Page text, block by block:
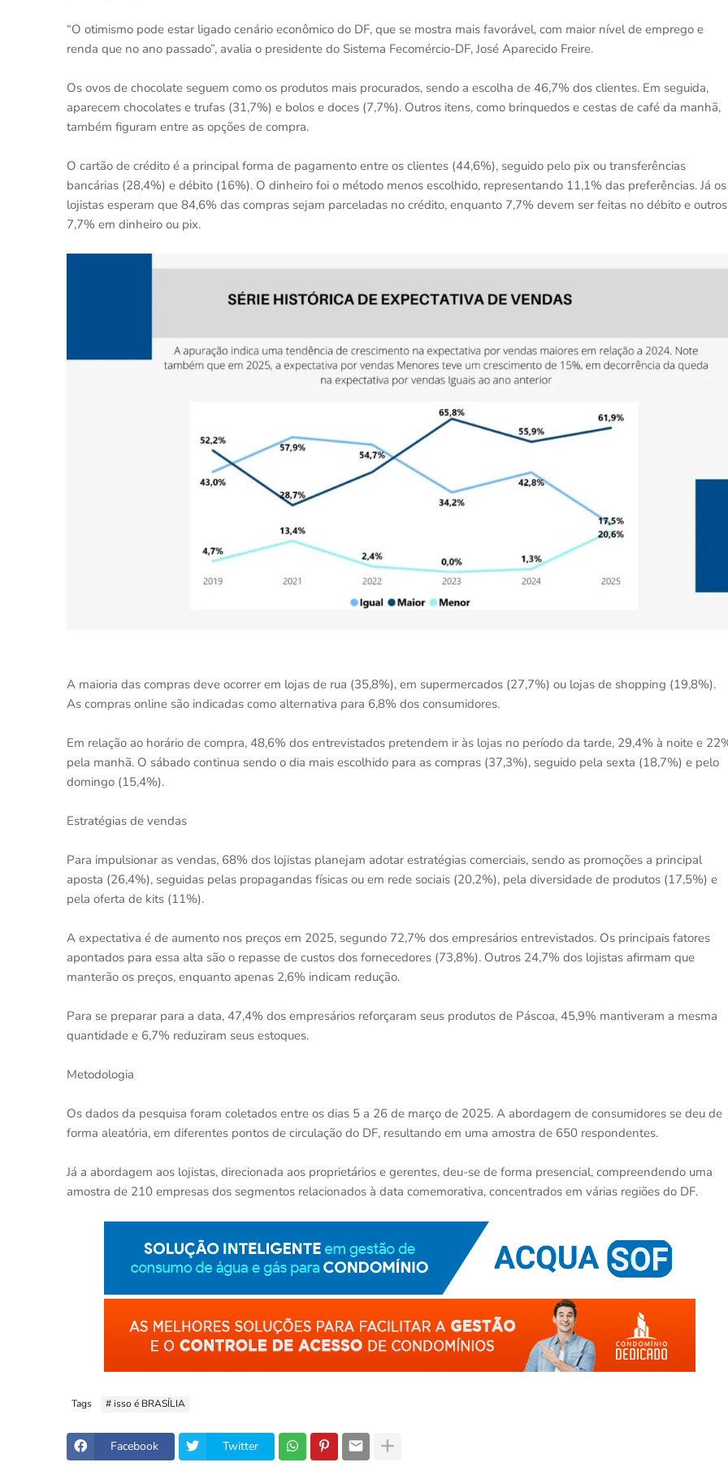
“O otimismo pode estar ligado cenário econômico do DF, que se mostra mais favorável, com maior nível de emprego e
renda que no ano passado”, avalia o presidente do Sistema Fecomércio-DF, José Aparecido Freire.
Os ovos de chocolate seguem como os produtos mais procurados, sendo a escolha de 46,7% dos clientes. Em seguida,
aparecem chocolates e trufas (31,7%) e bolos e doces (7,7%). Outros itens, como brinquedos e cestas de café da manhã,
também figuram entre as opções de compra.
O cartão de crédito é a principal forma de pagamento entre os clientes (44,6%), seguido pelo pix ou transferências
bancárias (28,4%) e débito (16%). O dinheiro foi o método menos escolhido, representando 11,1% das preferências. Já os
lojistas esperam que 84,6% das compras sejam parceladas no crédito, enquanto 7,7% devem ser feitas no débito e outros
7,7% em dinheiro ou pix.
A maioria das compras deve ocorrer em lojas de rua (35,8%), em supermercados (27,7%) ou lojas de shopping (19,8%).
As compras online são indicadas como alternativa para 6,8% dos consumidores.
Em relação ao horário de compra, 48,6% dos entrevistados pretendem ir às lojas no período da tarde, 29,4% à noite e
pela manhã. O sábado continua sendo o dia mais escolhido para as compras (37,3%), seguido pela sexta (18,7%) e pelo
domingo (15,4%).
Estratégias de vendas
Para impulsionar as vendas, 68% dos lojistas planejam adotar estratégias comerciais, sendo as promoções a principal
aposta (26,4%), seguidas pelas propagandas físicas ou em rede sociais (20,2%), pela diversidade de produtos (17,5%) e
pela oferta de kits (11%).
A expectativa é de aumento nos preços em 2025, segundo 72,7% dos empresários entrevistados. Os principais fatores
apontados para essa alta são o repasse de custos dos fornecedores (73,8%). Outros 24,7% dos lojistas afirmam que
manterão os preços, enquanto apenas 2,6% indicam redução.
Para se preparar para a data, 47,4% dos empresários reforçaram seus produtos de Páscoa, 45,9% mantiveram a mesma
quantidade e 6,7% reduziram seus estoques.
Metodologia
Os dados da pesquisa foram coletados entre os dias 5 a 26 de março de 2025. A abordagem de consumidores se deu de
forma aleatória, em diferentes pontos de circulação do DF, resultando em uma amostra de 650 respondentes.
Já a abordagem aos lojistas, direcionada aos proprietários e gerentes, deu-se de forma presencial, compreendendo uma
amostra de 210 empresas dos segmentos relacionados à data comemorativa, concentrados em várias regiões do DF.
Tags # isso é BRASÍLIA
Facebook Twitter